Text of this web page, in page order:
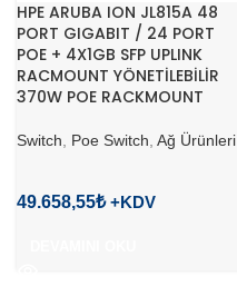
HPE ARUBA ION JL815A 48
PORT GIGABIT / 24 PORT
POE + 4X1GB SFP UPLINK
RACMOUNT YÖNETİLEBİLİR
370W POE RACKMOUNT
Switch Poe Switch Ağ Ürünleri
49.658,55₺